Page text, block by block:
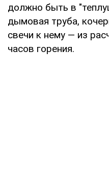
должно быть в
дымовая труба,
свечи к нему — из
часов горения.